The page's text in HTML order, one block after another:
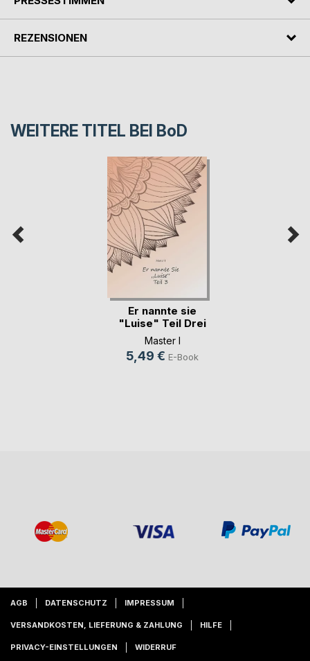
REZENSIONEN
WEITERE TITEL BEI BoD
Er nannte sie
"Luise" Teil Drei
Master I
5,49 € E-Book
AGB DATENSCHUTZ IMPRESSUM
VERSANDKOSTEN, LIEFERUNG & ZAHLUNG HILFE
PRIVACY-EINSTELLUNGEN WIDERRUF